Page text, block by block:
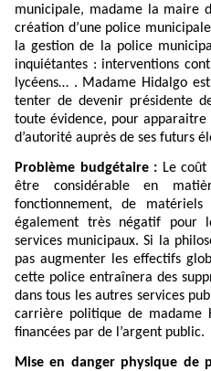
municipale, madame la maire
création d’une police
la gestion de la police
inquiétantes : interventions
lycéens… . Madame Hidalgo
tenter de devenir présidente
toute évidence, pour
d’autorité auprès de ses futurs
Problème budgétaire : Le
être considérable en
fonctionnement, de
également très négatif pour
services municipaux. Si la
pas augmenter les effectifs
cette police entraînera des
dans tous les autres services
carrière politique de madame
financées par de l’argent public.
Mise en danger physique de